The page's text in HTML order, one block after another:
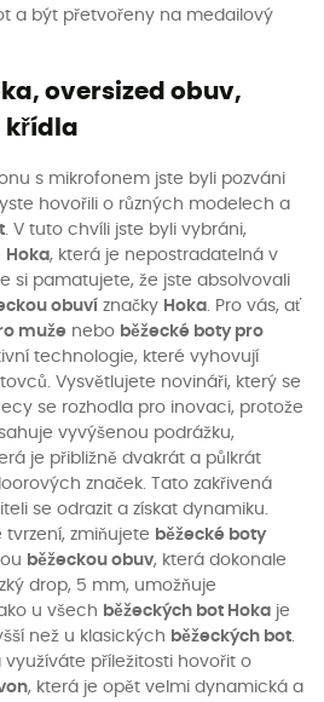
a být přetvořeny na medailový
oversized obuv,
křídla
s mikrofonem jste byli pozváni
hovořili o různých modelech a
. V tuto chvíli jste byli vybráni,
Hoka, která je nepostradatelná v
si pamatujete, že jste absolvovali
obuví značky Hoka. Pro vás, ať
muže nebo běžecké boty pro
technologie, které vyhovují
Vysvětlujete novináři, který se
se rozhodla pro inovaci, protože
vyvýšenou podrážku,
je přibližně dvakrát a půlkrát
značek. Tato zakřivená
se odrazit a získat dynamiku.
zmiňujete běžecké boty
běžeckou obuv, která dokonale
drop, 5 mm, umožňuje
u všech běžeckých bot Hoka je
než u klasických běžeckých bot.
využíváte příležitosti hovořit o
, která je opět velmi dynamická a